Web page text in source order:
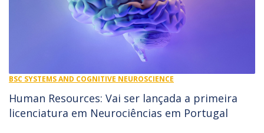
BSC SYSTEMS AND COGNITIVE NEUROSCIENCE
Human Resources: Vai ser lançada a primeira
licenciatura em Neurociências em Portugal